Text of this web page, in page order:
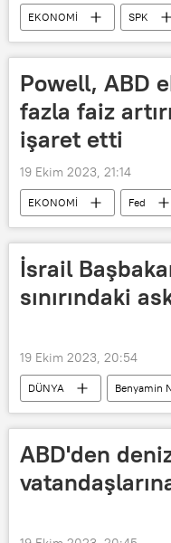
EKONOMİ SPK
Powell, ABD
fazla faiz
işaret etti
19 Ekim 2023, 21:14
EKONOMİ Fed
ABD Merkez Bankası (Fed)
İsrail
sınırındaki
19 Ekim 2023, 20:54
DÜNYA Benyamin
Hizbullah
ABD'den